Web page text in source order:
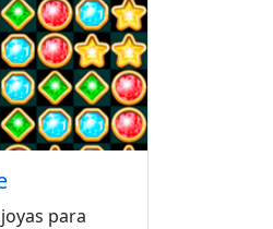
para